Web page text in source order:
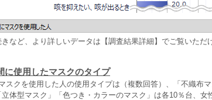
など、より詳しいデータは【調査結果詳細】でご覧いただ
に使用したマスクのタイプ
スクを使用した人の使用タイプは（複数回答）、「不織布
体型マスク」「色つき・カラーのマスク」は各10％台、女